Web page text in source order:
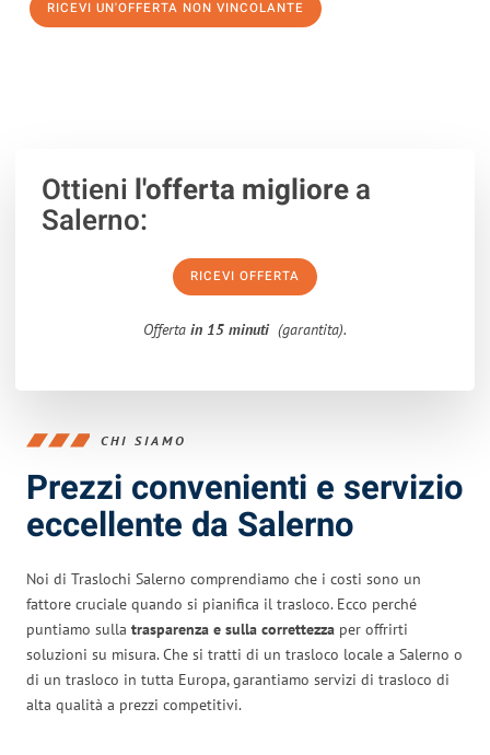
RICEVI UN'OFFERTA NON VINCOLANTE
Ottieni l'offerta migliorea
Salerno:
RICEVI OFFERTA
Offerta in 15 minuti (garantita).
CHI SIAMO
Prezzi convenienti e servizio
eccellente da Salerno
Noi di Traslochi Salerno comprendiamo che i costi sono un
fattore cruciale quando si pianifica il trasloco. Ecco perché
puntiamo sulla trasparenza e sulla correttezza per offrirti
soluzioni su misura. Che si tratti di un trasloco locale a Salerno o
di un trasloco in tutta Europa, garantiamo servizi di trasloco di
alta qualità a prezzi competitivi.